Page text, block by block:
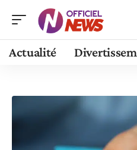
Actualité